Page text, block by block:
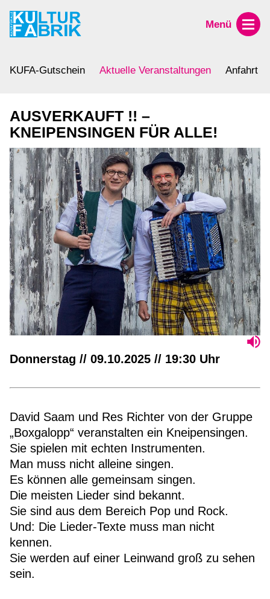
Menü
KUFA-Gutschein Aktuelle Veranstaltungen Anfahrt
AUSVERKAUFT !! –
KNEIPENSINGEN FÜR ALLE!
Donnerstag // 09.10.2025 // 19:30 Uhr
David Saam und Res Richter von der Gruppe
„Boxgalopp“ veranstalten ein Kneipensingen.
Sie spielen mit echten Instrumenten.
Man muss nicht alleine singen.
Es können alle gemeinsam singen.
Die meisten Lieder sind bekannt.
Sie sind aus dem Bereich Pop und Rock.
Und: Die Lieder-Texte muss man nicht
kennen.
Sie werden auf einer Leinwand groß zu sehen
sein.